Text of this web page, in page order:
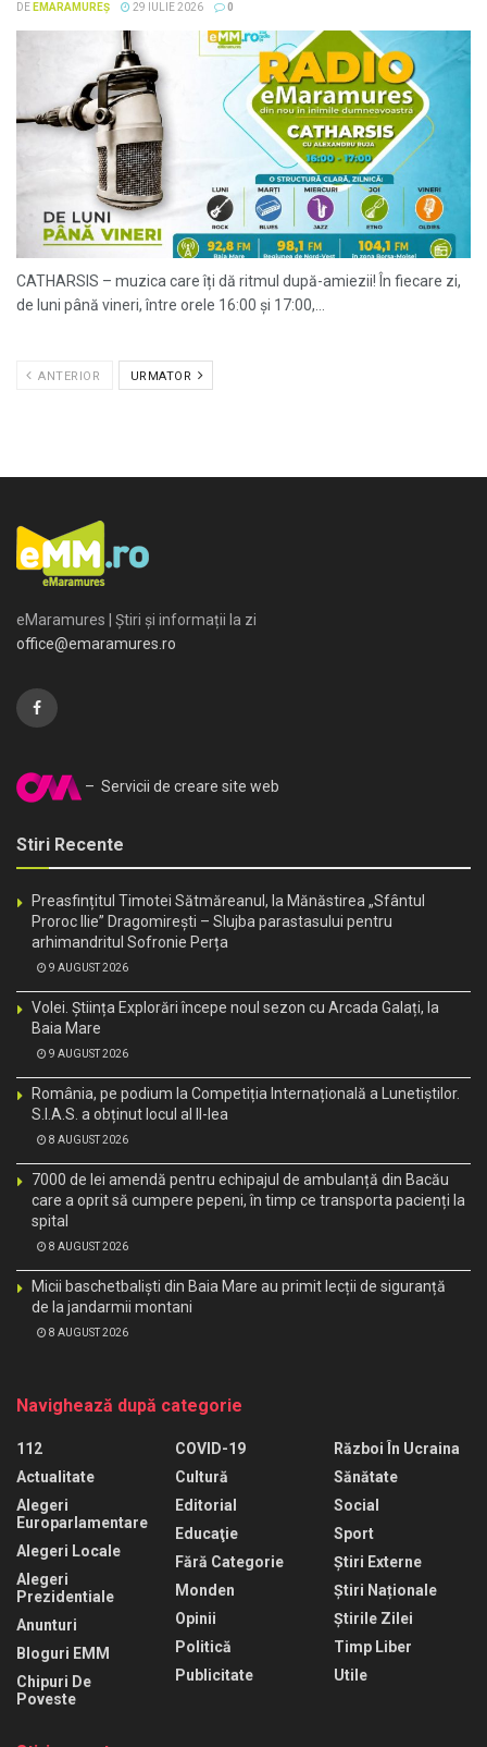
DE EMARAMUREȘ 29 IULIE 2026 0
CATHARSIS – muzica care îți dă ritmul după-amiezii! În fiecare zi,
de luni până vineri, între orele 16:00 și 17:00,...
ANTERIOR URMATOR
eMaramures | Știri și informații la zi
office@emaramures.ro
– Servicii de creare site web
Stiri Recente
Preasfințitul Timotei Sătmăreanul, la Mănăstirea „Sfântul
Proroc Ilie” Dragomirești – Slujba parastasului pentru
arhimandritul Sofronie Perța
9 AUGUST 2026
Volei. Știința Explorări începe noul sezon cu Arcada Galați, la
Baia Mare
9 AUGUST 2026
România, pe podium la Competiția Internațională a Lunetiștilor.
S.I.A.S. a obținut locul al II-lea
8 AUGUST 2026
7000 de lei amendă pentru echipajul de ambulanță din Bacău
care a oprit să cumpere pepeni, în timp ce transporta pacienți la
spital
8 AUGUST 2026
Micii baschetbaliști din Baia Mare au primit lecții de siguranță
de la jandarmii montani
8 AUGUST 2026
Navighează după categorie
112
Actualitate
Alegeri
Europarlamentare
Alegeri Locale
Alegeri
Prezidentiale
Anunturi
Bloguri EMM
Chipuri De
Poveste
COVID-19
Cultură
Editorial
Educaţie
Fără Categorie
Monden
Opinii
Politică
Publicitate
Război În Ucraina
Sănătate
Social
Sport
Știri Externe
Știri Naționale
Știrile Zilei
Timp Liber
Utile